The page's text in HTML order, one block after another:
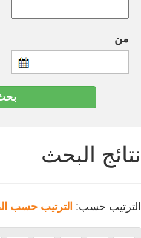
من
نتائج البحث
الترتيب حسب: الترتيب حسب